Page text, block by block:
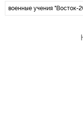
военные учения "Восток-